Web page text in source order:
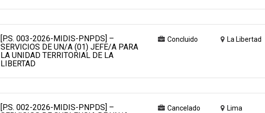
[P.S. 003-2026-MIDIS-PNPDS] –
SERVICIOS DE UN/A (01) JEFE/A PARA
LA UNIDAD TERRITORIAL DE LA
LIBERTAD
Concluido La Libertad
[P.S. 002-2026-MIDIS-PNPDS] –
Cancelado Lima